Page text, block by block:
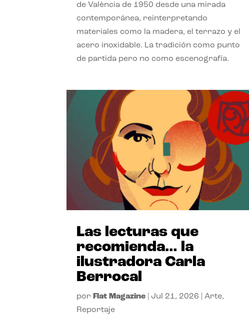
de València de 1950 desde una mirada
contemporánea, reinterpretando
materiales como la madera, el terrazo y el
acero inoxidable. La tradición como punto
de partida pero no como escenografía.
Las lecturas que
recomienda… la
ilustradora Carla
Berrocal
por Flat Magazine Jul 21, 2026 |Arte,
Reportaje